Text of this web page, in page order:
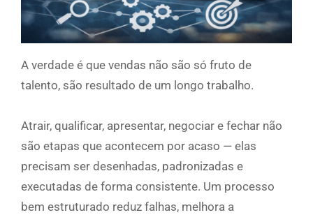
A verdade é que vendas não são só fruto de
talento, são resultado de um longo trabalho.
Atrair, qualificar, apresentar, negociar e fechar não
são etapas que acontecem por acaso — elas
precisam ser desenhadas, padronizadas e
executadas de forma consistente. Um processo
bem estruturado reduz falhas, melhora a